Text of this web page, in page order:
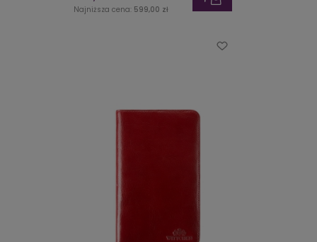
Najniższa cena: 599,00 zł